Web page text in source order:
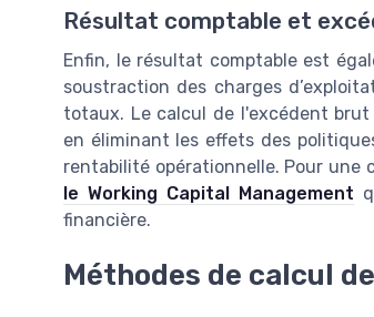
Résultat comptable et
Enfin, le résultat comptable est
soustraction des charges
totaux. Le calcul de l'excédent
en éliminant les effets des
rentabilité opérationnelle. Pour une
le Working Capital Management
financière.
Méthodes de calcul